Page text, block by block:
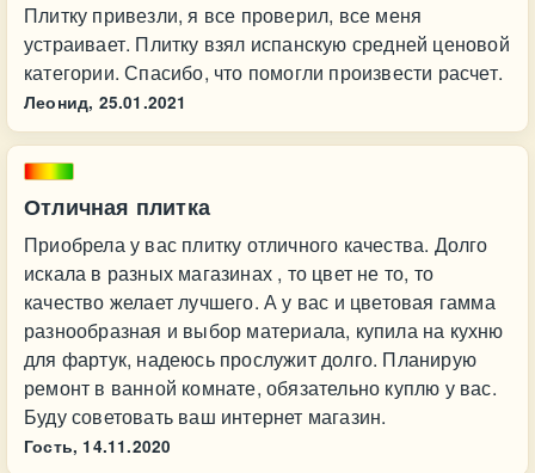
Плитку привезли, я все проверил, все меня
устраивает. Плитку взял испанскую средней ценовой
категории. Спасибо, что помогли произвести расчет.
Леонид, 25.01.2021
Отличная плитка
Приобрела у вас плитку отличного качества. Долго
искала в разных магазинах , то цвет не то, то
качество желает лучшего. А у вас и цветовая гамма
разнообразная и выбор материала, купила на кухню
для фартук, надеюсь прослужит долго. Планирую
ремонт в ванной комнате, обязательно куплю у вас.
Буду советовать ваш интернет магазин.
Гость, 14.11.2020